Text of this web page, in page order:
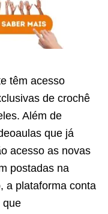
têm acesso
de crochê
Além de
que já
acesso as novas
postadas na
a plataforma conta
que